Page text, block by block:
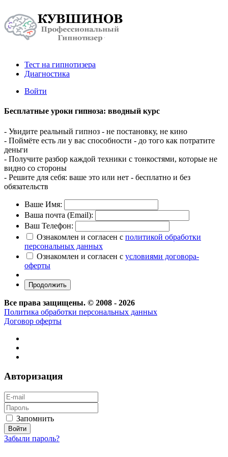
Тест на гипнотизера
Диагностика
Войти
Бесплатные уроки гипноза: вводный курс
- Увидите реальный гипноз - не постановку, не кино
- Поймёте есть ли у вас способности - до того как потратите
деньги
- Получите разбор каждой техники с тонкостями, которые не
видно со стороны
- Решите для себя: ваше это или нет - бесплатно и без
обязательств
Ваше Имя:
Ваша почта (Email):
Ваш Телефон:
Ознакомлен и согласен с политикой обработки
персональных данных
Ознакомлен и согласен с условиями договора-
оферты
Все права защищены. © 2008 - 2026
Политика обработки персональных данных
Договор оферты
Авторизация
Запомнить
Забыли пароль?